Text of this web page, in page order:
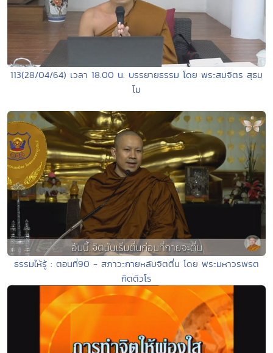
113(28/04/64) เวลา 18.00 น. บรรยายธรรม โดย พระสมจิตร สุธมฺ
โม
ธรรมให้รู้ : ตอนที่90 - สภาวะกายหลับจิตตื่น โดย พระมหาวรพรต
กิตติวโร